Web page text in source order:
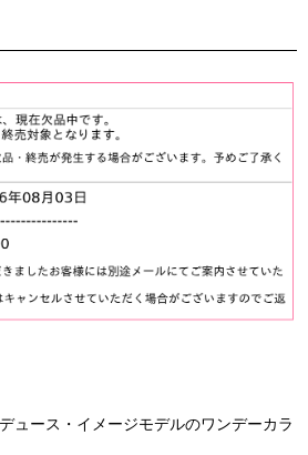
ュース・イメージモデルのワンデーカラ